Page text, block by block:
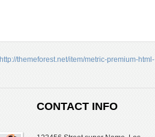
http://themeforest.net/item/metric-premium-html-
CONTACT INFO